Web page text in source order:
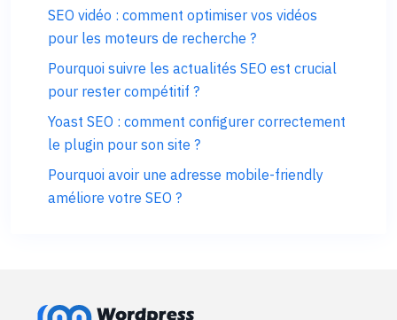
SEO vidéo : comment optimiser vos vidéos
pour les moteurs de recherche ?
Pourquoi suivre les actualités SEO est crucial
pour rester compétitif ?
Yoast SEO : comment configurer correctement
le plugin pour son site ?
Pourquoi avoir une adresse mobile-friendly
améliore votre SEO ?